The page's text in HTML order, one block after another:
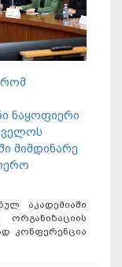
რომ
ნაყოფიერი
მიმდინარე
აკადემიაში
კონფერენცია